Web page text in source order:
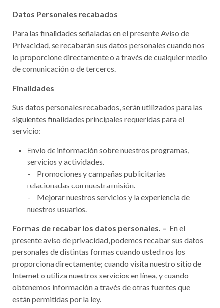
Datos Personales recabados
Para las finalidades señaladas en el presente Aviso de
Privacidad, se recabarán sus datos personales cuando nos
lo proporcione directamente o a través de cualquier medio
de comunicación o de terceros.
Finalidades
Sus datos personales recabados, serán utilizados para las
siguientes finalidades principales requeridas para el
servicio:
Envío de información sobre nuestros programas,
servicios y actividades.
– Promociones y campañas publicitarias
relacionadas con nuestra misión.
– Mejorar nuestros servicios y la experiencia de
nuestros usuarios.
Formas de recabar los datos personales. – En el
presente aviso de privacidad, podemos recabar sus datos
personales de distintas formas cuando usted nos los
proporciona directamente; cuando visita nuestro sitio de
Internet o utiliza nuestros servicios en línea, y cuando
obtenemos información a través de otras fuentes que
están permitidas por la ley.